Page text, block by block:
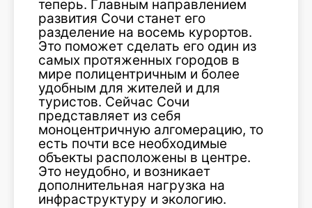
теперь. Главным направлением
развития Сочи станет его
разделение на восемь курортов.
Это поможет сделать его один из
самых протяженных городов в
мире полицентричным и более
удобным для жителей и для
туристов. Сейчас Сочи
представляет из себя
моноцентричную алгомерацию, то
есть почти все необходимые
объекты расположены в центре.
Это неудобно, и возникает
дополнительная нагрузка на
инфраструктуру и экологию.